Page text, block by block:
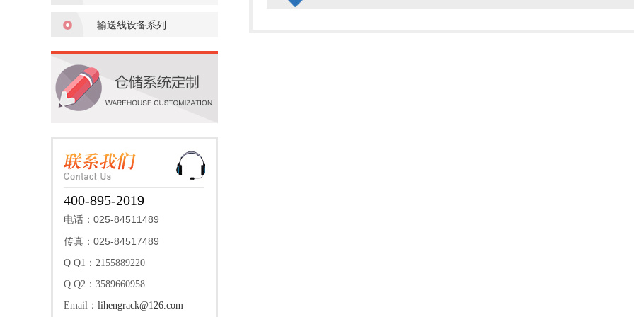
输送线设备系列
400-895-2019
电话： 025-84511489
传真： 025-84517489
Q Q1：2155889220
Q Q2：3589660958
Email： lihengrack@126.com